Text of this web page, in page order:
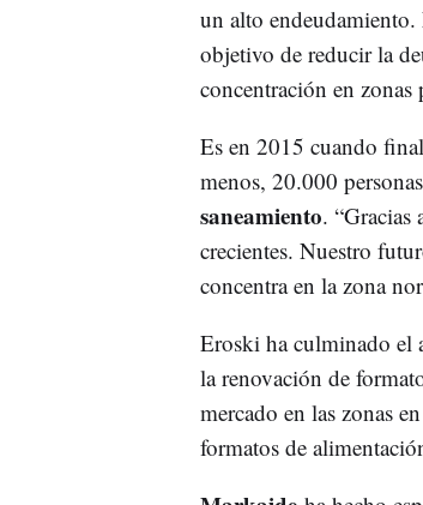
un alto
objetivo de reducir la
concentración en zonas
Es en 2015 cuando
menos, 20.000
saneamiento. “Gracias
crecientes. Nuestro
concentra en la zona
Eroski ha culminado el
la renovación de
mercado en las zonas
formatos de